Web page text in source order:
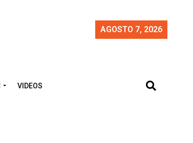
AGOSTO 7, 2026
VIDEOS